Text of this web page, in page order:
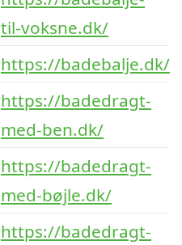
til-voksne.dk/
https://badebalje.dk/
https://badedragt-
med-ben.dk/
https://badedragt-
med-bøjle.dk/
https://badedragt-